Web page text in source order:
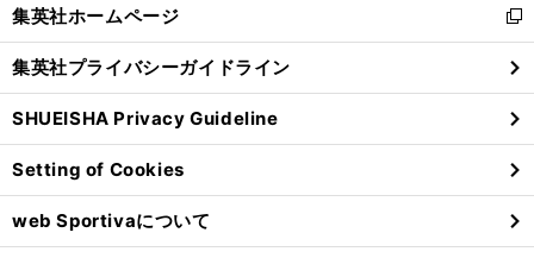
閉
る
集英社ホームページ
新
し
い
ウ
ィ
ン
ド
ウ
で
開
集英社プライバシーガイドライン
SHUEISHA Privacy Guideline
Setting of Cookies
web Sportivaについて